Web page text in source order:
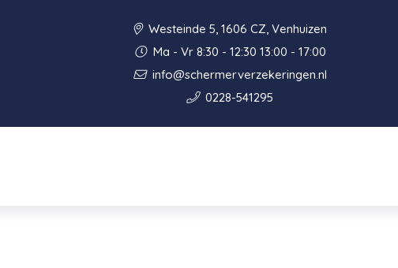
Westeinde 5, 1606 CZ, Venhuizen
Ma - Vr 8:30 - 12:30 13:00 - 17:00
info@schermerverzekeringen.nl
0228-541295